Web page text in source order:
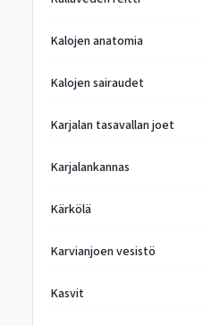
Kalojen anatomia
Kalojen sairaudet
Karjalan tasavallan joet
Karjalankannas
Kärkölä
Karvianjoen vesistö
Kasvit